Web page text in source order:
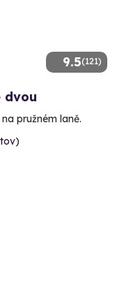
9.5(121)
dvou
pružném laně.